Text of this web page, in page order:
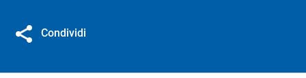
Condividi